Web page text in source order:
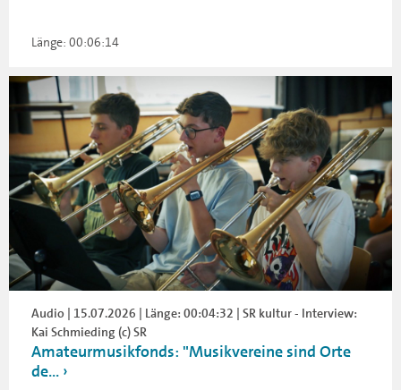
Länge: 00:06:14
Audio | 15.07.2026 | Länge: 00:04:32 | SR kultur - Interview:
Kai Schmieding (c) SR
Amateurmusikfonds: "Musikvereine sind Orte
de...